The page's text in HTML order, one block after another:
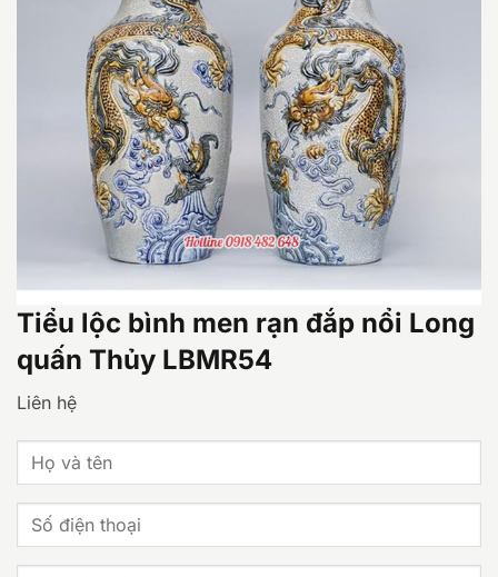
Tiểu lộc bình men rạn đắp nổi Long
quấn Thủy LBMR54
Liên hệ